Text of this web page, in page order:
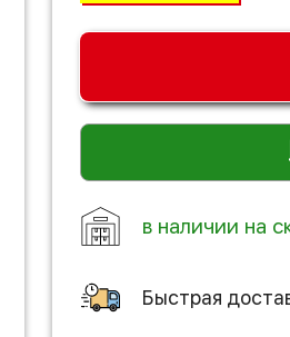
в наличии на
Быстрая